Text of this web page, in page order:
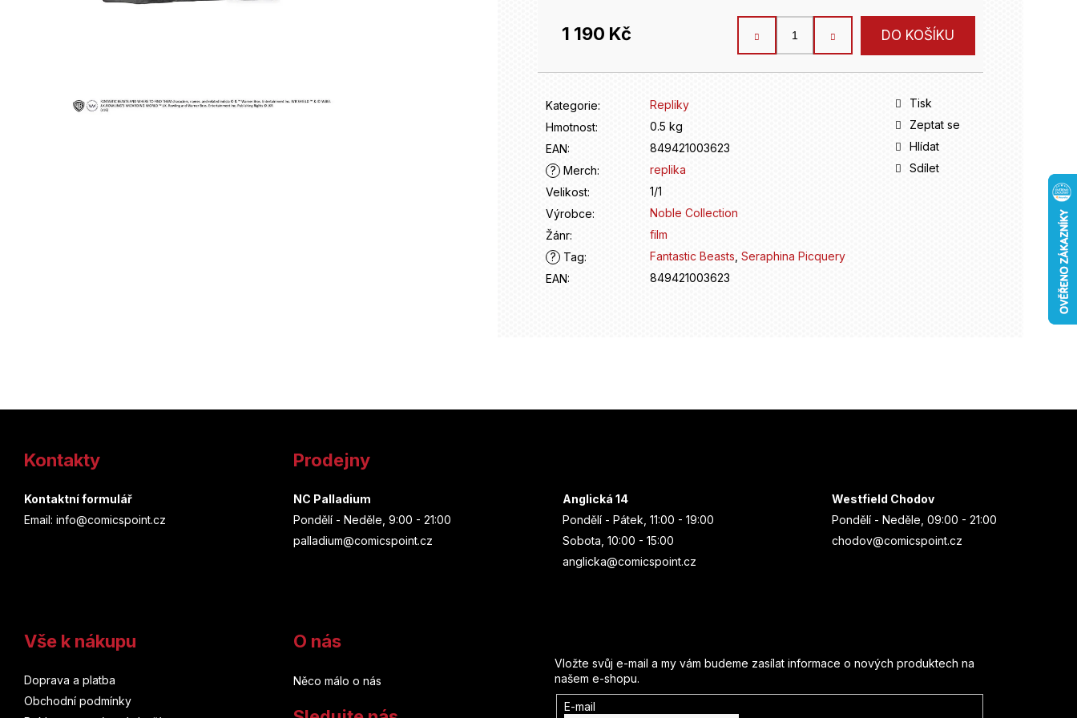
1 190 Kč
Měrná
DO KOŠÍKU
Kategorie:
Repliky
Hmotnost:
0.5 kg
EAN:
849421003623
? Merch:
replika
Velikost:
1/1
Výrobce:
Noble Collection
Žánr:
film
?
Tag: Fantastic Beasts ,Seraphina Picquery
EAN: 849421003623
Tisk
Zeptat se
Hlídat
Sdílet
Kontakty
Kontaktní formulář
Email: info@comicspoint.cz
Prodejny
NC Palladium
Pondělí - Neděle, 9:00 - 21:00
palladium@comicspoint.cz
Anglická 14
Pondělí - Pátek, 11:00 - 19:00
Sobota, 10:00 - 15:00
anglicka@comicspoint.cz
Westfield Chodov
Pondělí - Neděle, 09:00 - 21:00
chodov@comicspoint.cz
Vše k nákupu
Doprava a platba
Obchodní podmínky
O nás
Něco málo o nás
Vložte svůj e-mail a my vám budeme zasílat informace o nových produktech na
našem e-shopu.
E-mail